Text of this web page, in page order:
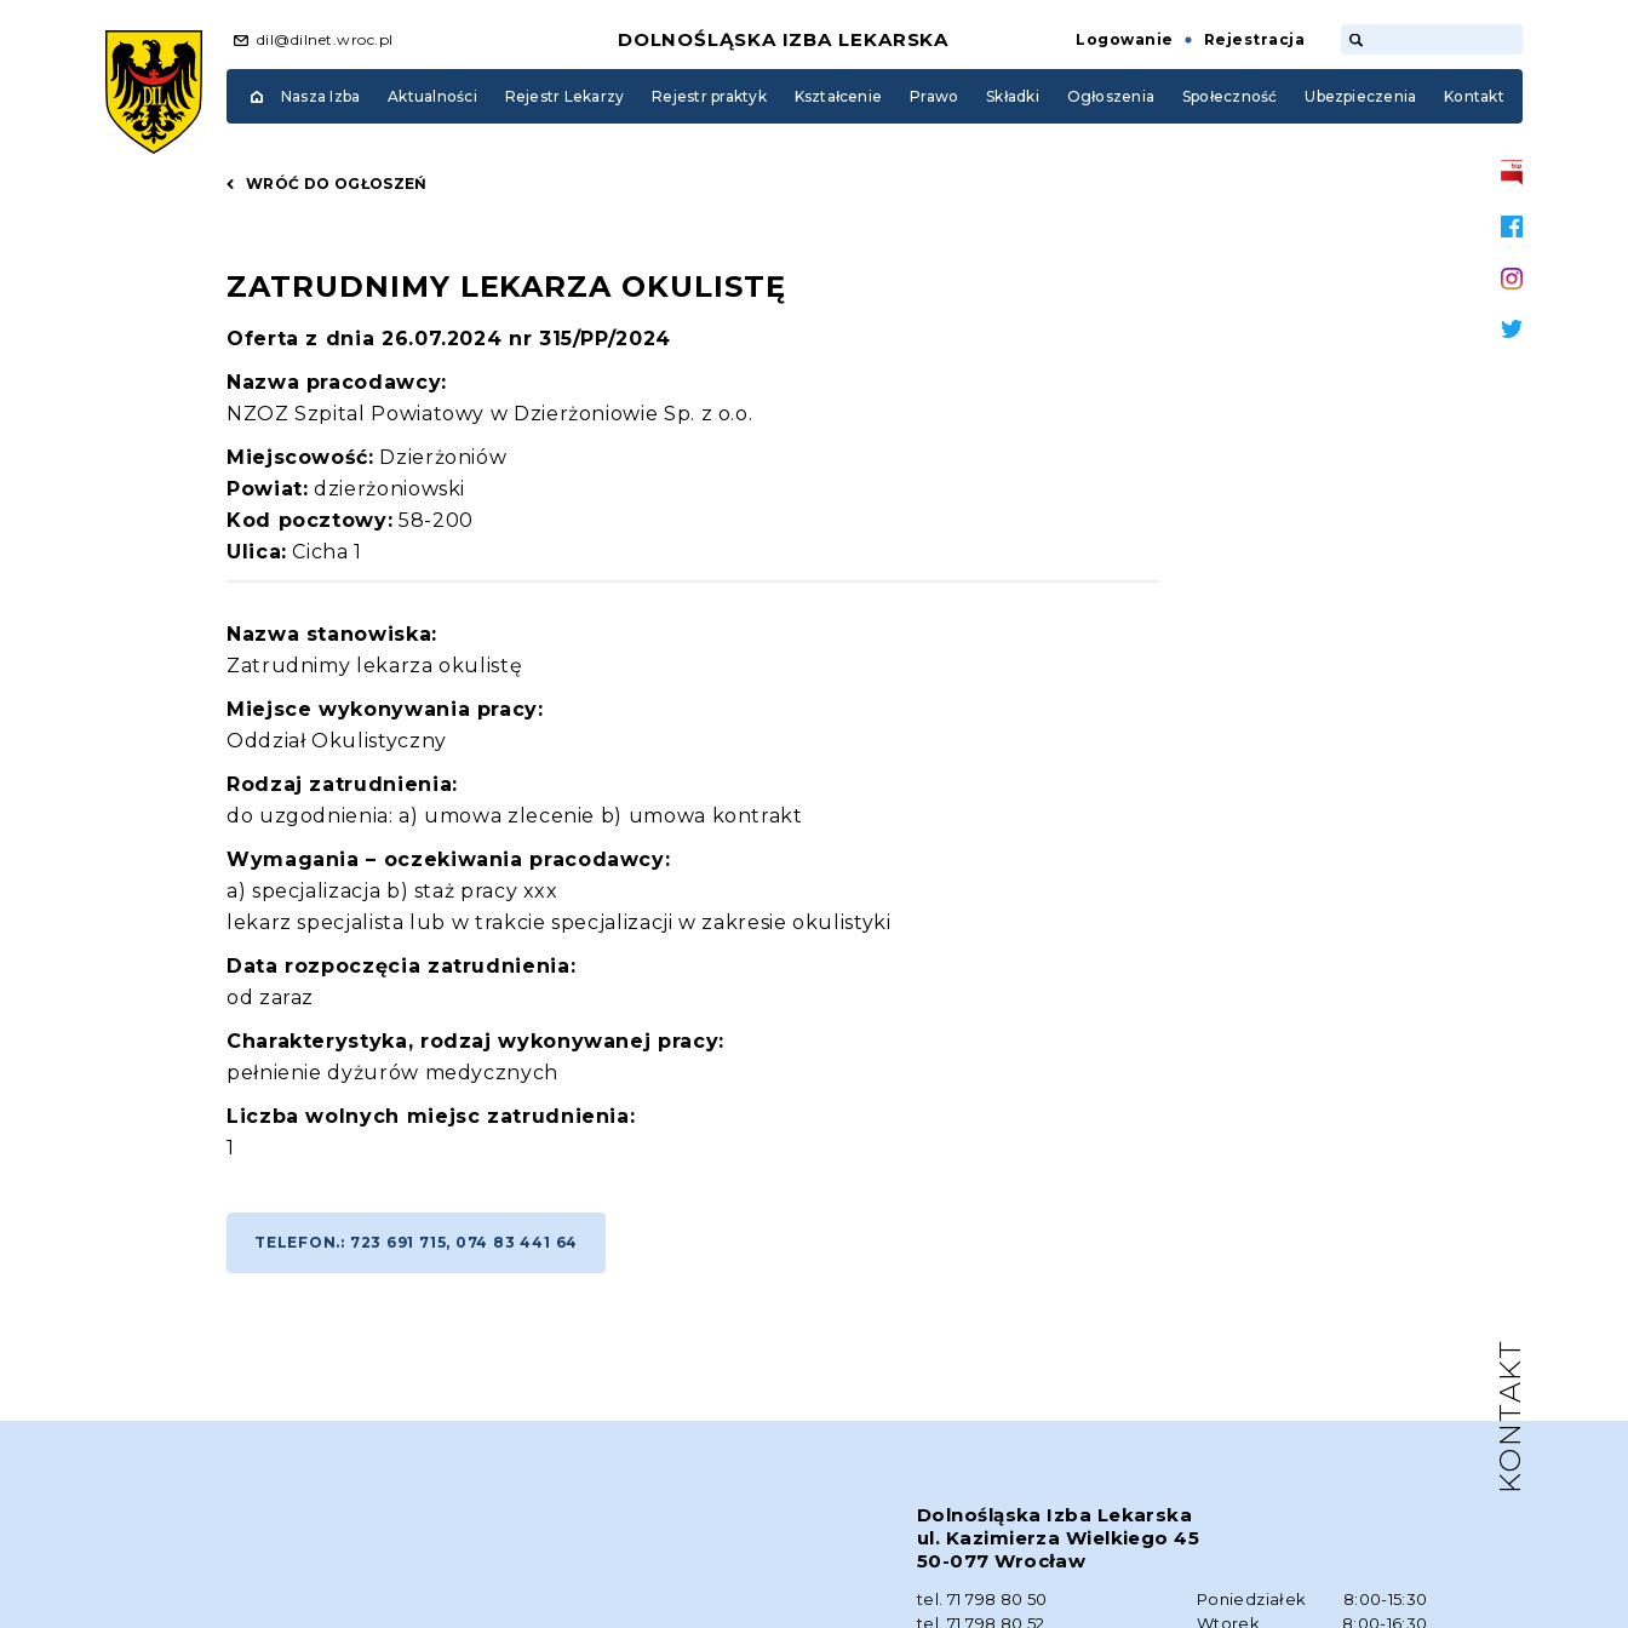
dil@dilnet.wroc.pl DOLNOŚLĄSKA IZBA LEKARSKA Logowanie Rejestracja
Nasza Izba Aktualności Rejestr Lekarzy Rejestr praktyk Kształcenie Prawo Składki Ogłoszenia Społeczność Ubezpieczenia Kontakt
WRÓĆ DO OGŁOSZEŃ
ZATRUDNIMY LEKARZA OKULISTĘ
Oferta z dnia 26.07.2024 nr 315/PP/2024
Nazwa pracodawcy:
NZOZ Szpital Powiatowy w Dzierżoniowie Sp. z o.o.
Miejscowość: Dzierżoniów
Powiat: dzierżoniowski
Kod pocztowy: 58-200
Ulica: Cicha 1
Nazwa stanowiska:
Zatrudnimy lekarza okulistę
Miejsce wykonywania pracy:
Oddział Okulistyczny
Rodzaj zatrudnienia:
do uzgodnienia: a) umowa zlecenie b) umowa kontrakt
Wymagania – oczekiwania pracodawcy:
a) specjalizacja b) staż pracy xxx
lekarz specjalista lub w trakcie specjalizacji w zakresie okulistyki
Data rozpoczęcia zatrudnienia:
od zaraz
Charakterystyka, rodzaj wykonywanej pracy:
pełnienie dyżurów medycznych
Liczba wolnych miejsc zatrudnienia:
1
TELEFON.: 723 691 715, 074 83 441 64
KONTAKT
Dolnośląska Izba Lekarska
ul. Kazimierza Wielkiego 45
50-077 Wrocław
tel. 71 798 80 50
tel. 71 798 80 52
Poniedziałek
8:00-15:30
Wtorek
8:00-16:30